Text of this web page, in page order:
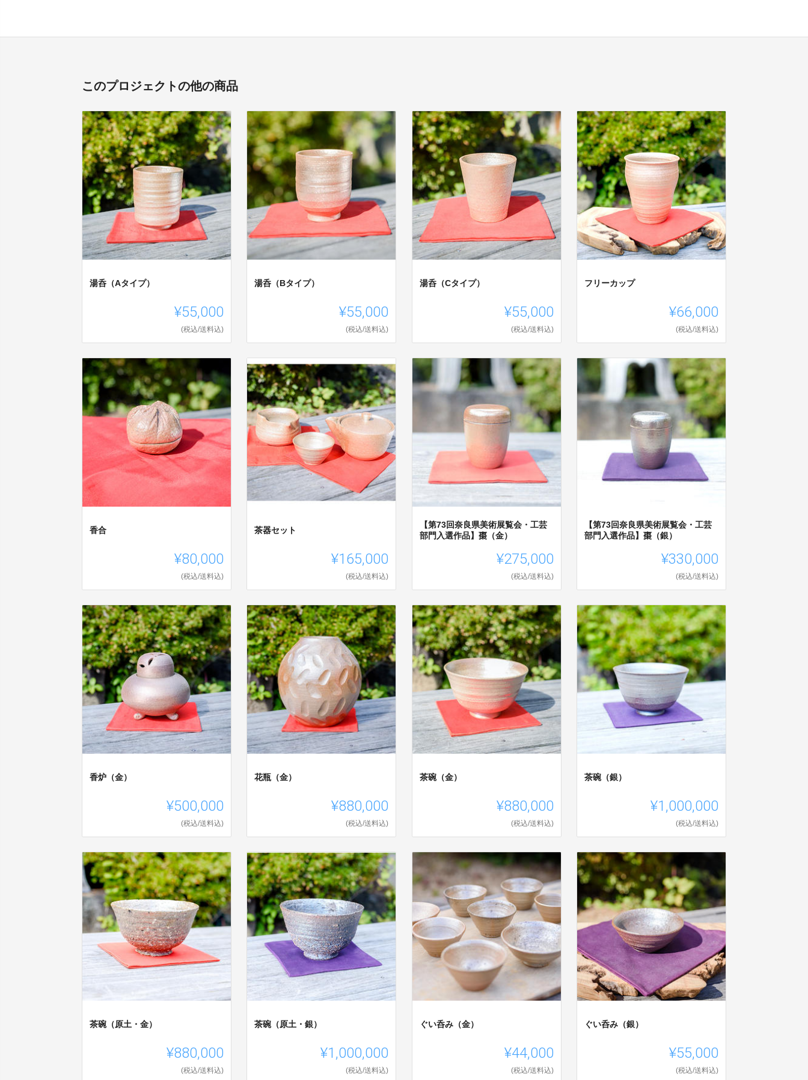
このプロジェクトの他の商品
湯呑（Aタイプ）
¥55,000
(税込/送料込)
湯呑（Bタイプ）
¥55,000
(税込/送料込)
湯呑（Cタイプ）
¥55,000
(税込/送料込)
フリーカップ
¥66,000
(税込/送料込)
香合
¥80,000
(税込/送料込)
茶器セット
¥165,000
(税込/送料込)
【第73回奈良県美術展覧会・工芸
部門入選作品】棗（金）
¥275,000
(税込/送料込)
【第73回奈良県美術展覧会・工芸
部門入選作品】棗（銀）
¥330,000
(税込/送料込)
香炉（金）
¥500,000
(税込/送料込)
花瓶（金）
¥880,000
(税込/送料込)
茶碗（金）
¥880,000
(税込/送料込)
茶碗（銀）
¥1,000,000
(税込/送料込)
茶碗（原土・金）
¥880,000
(税込/送料込)
茶碗（原土・銀）
¥1,000,000
(税込/送料込)
ぐい呑み（金）
¥44,000
(税込/送料込)
ぐい呑み（銀）
¥55,000
(税込/送料込)